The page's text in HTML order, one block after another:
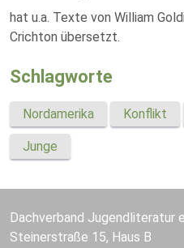
hat u.a. Texte von William
Crichton übersetzt.
Schlagworte
Nordamerika Konflikt
Junge
Dachverband Jugendliteratur
Steinerstraße 15, Haus B